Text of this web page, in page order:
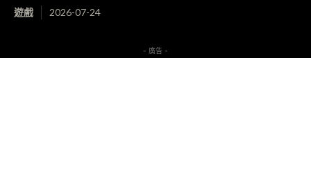
遊戲 2026-07-24
- 廣告 -